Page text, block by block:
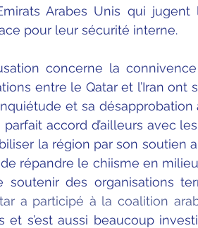
Arabes Unis qui
pour leur sécurité interne.
concerne la
entre le Qatar et l’Iran ont
et sa désapprobation
accord d’ailleurs avec
la région par son soutien
répandre le chiisme en
soutenir des organisations
a participé à la coalition
et s’est aussi beaucoup